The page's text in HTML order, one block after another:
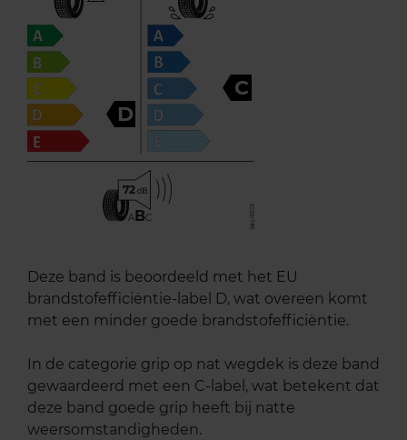
D
C
72
ABC
Deze band is beoordeeld met het EU
brandstofefficiëntie-label D, wat overeen komt
met een minder goede brandstofefficiëntie.
In de categorie grip op nat wegdek is deze band
gewaardeerd met een C-label, wat betekent dat
deze band goede grip heeft bij natte
weersomstandigheden.